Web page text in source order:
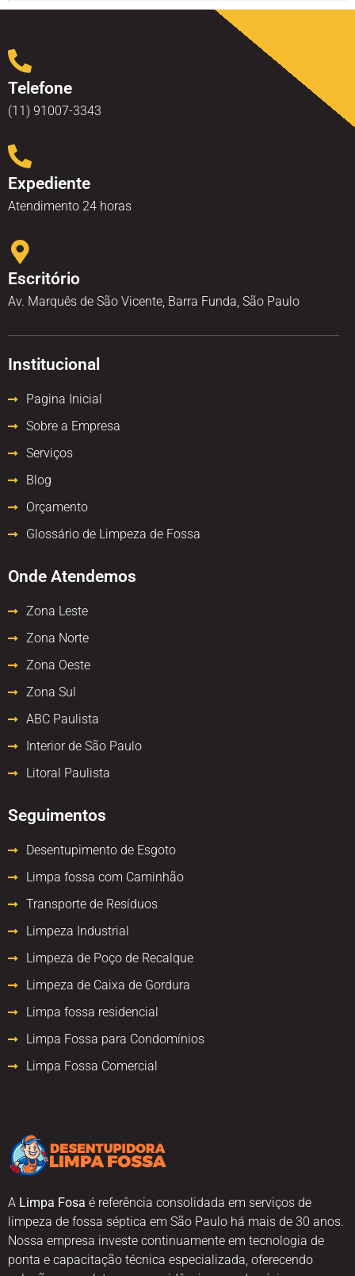
A Limpa Fosa é referência consolidada em serviços de
limpeza de fossa séptica em São Paulo há mais de 30 anos.
Nossa empresa investe continuamente em tecnologia de
ponta e capacitação técnica especializada, oferecendo
Telefone
(11) 91007-3343
Expediente
Atendimento 24 horas
Escritório
Av. Marquês de São Vicente, Barra Funda, São Paulo
Institucional
Pagina Inicial
Sobre a Empresa
Serviços
Blog
Orçamento
Glossário de Limpeza de Fossa
Onde Atendemos
Zona Leste
Zona Norte
Zona Oeste
Zona Sul
ABC Paulista
Interior de São Paulo
Litoral Paulista
Seguimentos
Desentupimento de Esgoto
Limpa fossa com Caminhão
Transporte de Resíduos
Limpeza Industrial
Limpeza de Poço de Recalque
Limpeza de Caixa de Gordura
Limpa fossa residencial
Limpa Fossa para Condomínios
Limpa Fossa Comercial